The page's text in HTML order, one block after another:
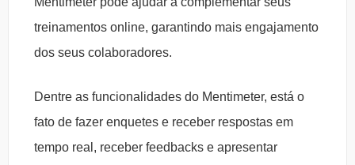
treinamentos online, garantindo mais engajamento
dos seus colaboradores.
Dentre as funcionalidades do Mentimeter, está o
fato de fazer enquetes e receber respostas em
tempo real, receber feedbacks e apresentar